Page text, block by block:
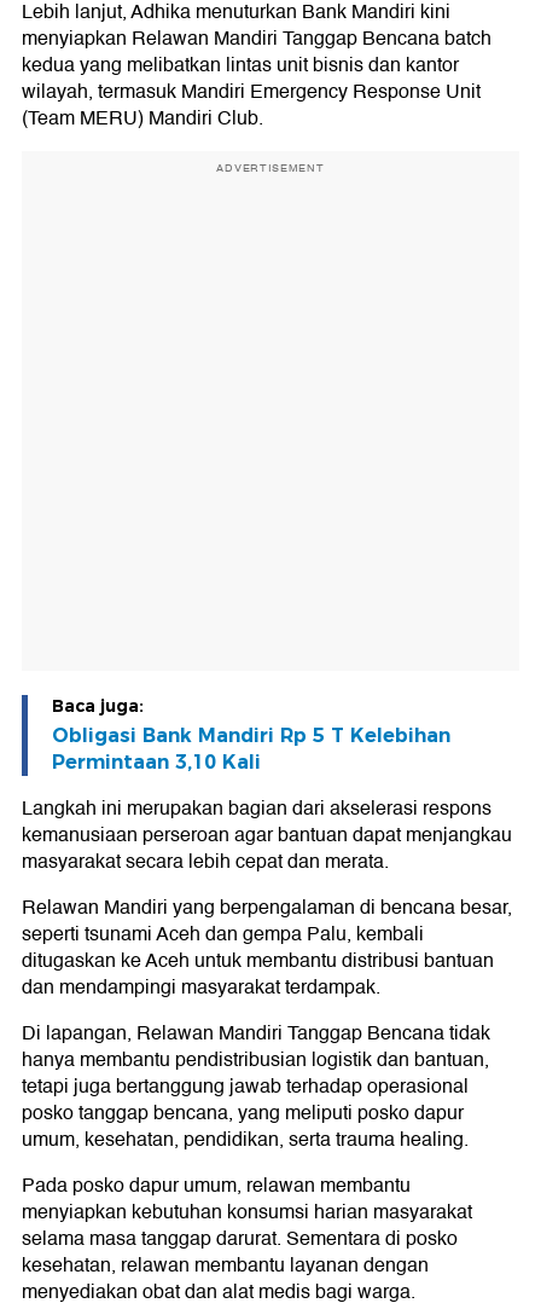
Lebih lanjut, Adhika menuturkan Bank Mandiri kini
menyiapkan Relawan Mandiri Tanggap Bencana batch
kedua yang melibatkan lintas unit bisnis dan kantor
wilayah, termasuk Mandiri Emergency Response Unit
(Team MERU) Mandiri Club.
ADVERTISEMENT
Baca juga:
Obligasi Bank Mandiri Rp 5 T Kelebihan
Permintaan 3,10 Kali
Langkah ini merupakan bagian dari akselerasi respons
kemanusiaan perseroan agar bantuan dapat menjangkau
masyarakat secara lebih cepat dan merata.
Relawan Mandiri yang berpengalaman di bencana besar,
seperti tsunami Aceh dan gempa Palu, kembali
ditugaskan ke Aceh untuk membantu distribusi bantuan
dan mendampingi masyarakat terdampak.
Di lapangan, Relawan Mandiri Tanggap Bencana tidak
hanya membantu pendistribusian logistik dan bantuan,
tetapi juga bertanggung jawab terhadap operasional
posko tanggap bencana, yang meliputi posko dapur
umum, kesehatan, pendidikan, serta trauma healing.
Pada posko dapur umum, relawan membantu
menyiapkan kebutuhan konsumsi harian masyarakat
selama masa tanggap darurat. Sementara di posko
kesehatan, relawan membantu layanan dengan
menyediakan obat dan alat medis bagi warga.